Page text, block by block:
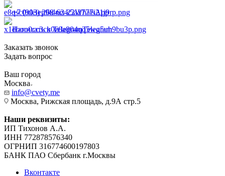
+7 (903) 268-62-22WhatsApp
Написать в TelegramTelegram
Заказать звонок
Задать вопрос
Ваш город
Москва
info@cvety.me
Москва, Рижская площадь, д.9А стр.5
Наши реквизиты:
ИП Тихонов А.А.
ИНН 772878576340
ОГРНИП 316774600197803
БАНК ПАО Сбербанк г.Москвы
Вконтакте